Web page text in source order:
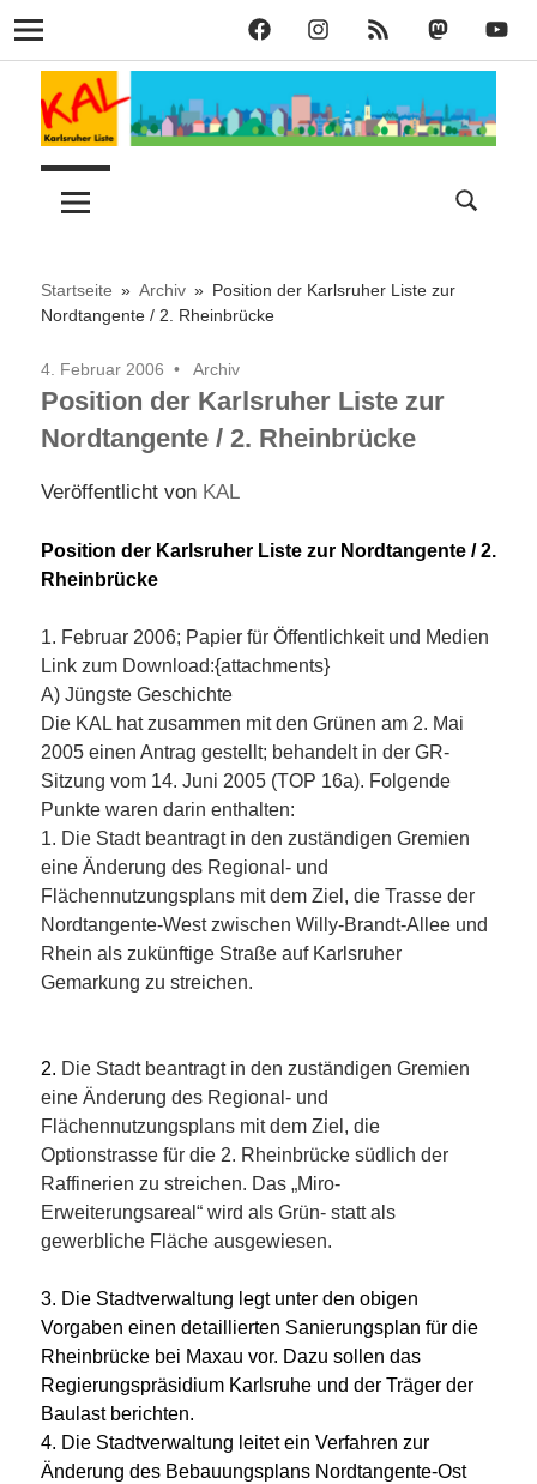
KAL
auf
Facebook
KAL
auf
Instagram
KAL
RSS
KAL
bei
KAL
auf
Navigation
Zum
Inhalt
springen
Karlsruher
–
KAL
Stadt
Startseite Archiv
Position der Karlsruher Liste zur
Nordtangente / 2. Rheinbrücke
4. Februar 2006 Archiv
Position der Karlsruher Liste zur
Nordtangente / 2. Rheinbrücke
Veröffentlicht von KAL
Position der Karlsruher Liste zur Nordtangente / 2.
Rheinbrücke
1. Februar 2006; Papier für Öffentlichkeit und Medien
Link zum Download:{attachments}
A) Jüngste Geschichte
Die KAL hat zusammen mit den Grünen am 2. Mai
2005 einen Antrag gestellt; behandelt in der GR-
Sitzung vom 14. Juni 2005 (TOP 16a). Folgende
Punkte waren darin enthalten:
1. Die Stadt beantragt in den zuständigen Gremien
eine Änderung des Regional- und
Flächennutzungsplans mit dem Ziel, die Trasse der
Nordtangente-West zwischen Willy-Brandt-Allee und
Rhein als zukünftige Straße auf Karlsruher
Gemarkung zu streichen.
2. Die Stadt beantragt in den zuständigen Gremien
eine Änderung des Regional- und
Flächennutzungsplans mit dem Ziel, die
Optionstrasse für die 2. Rheinbrücke südlich der
Raffinerien zu streichen. Das „Miro-
Erweiterungsareal“ wird als Grün- statt als
gewerbliche Fläche ausgewiesen.
3. Die Stadtverwaltung legt unter den obigen
Vorgaben einen detaillierten Sanierungsplan für die
Rheinbrücke bei Maxau vor. Dazu sollen das
Regierungspräsidium Karlsruhe und der Träger der
Baulast berichten.
4. Die Stadtverwaltung leitet ein Verfahren zur
Änderung des Bebauungsplans Nordtangente-Ost